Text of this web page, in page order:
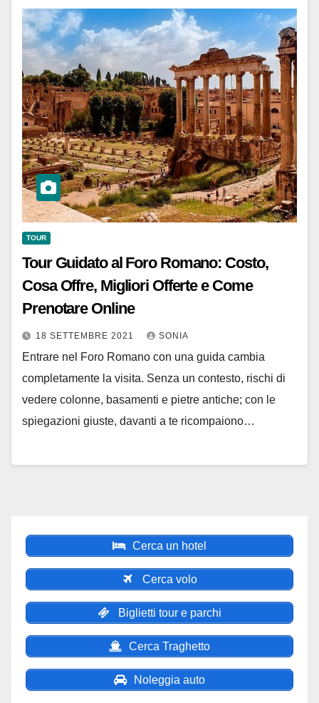
TOUR
Tour Guidato al Foro Romano: Costo,
Cosa Offre, Migliori Offerte e Come
Prenotare Online
18 SETTEMBRE 2021 SONIA
Entrare nel Foro Romano con una guida cambia
completamente la visita. Senza un contesto, rischi di
vedere colonne, basamenti e pietre antiche; con le
spiegazioni giuste, davanti a te ricompaiono…
Cerca un hotel
Cerca volo
Biglietti tour e parchi
Cerca Traghetto
Noleggia auto